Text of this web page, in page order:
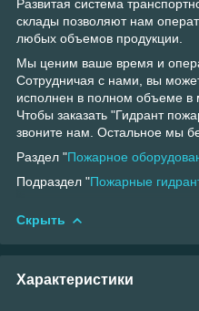
Развитая система
склады позволяют нам
любых объемов продукции.
Мы ценим ваше время и
Сотрудничая с нами, вы
исполнен в полном объеме в
Чтобы заказать "Гидрант
звоните нам. Остальное мы
Раздел "Пожарное
Подраздел "Пожарные
Скрыть
Характеристики